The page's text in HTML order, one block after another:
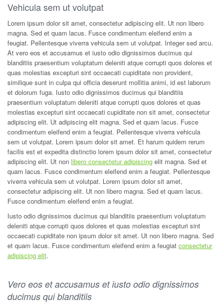
Vehicula sem ut volutpat
Lorem ipsum dolor sit amet, consectetur adipiscing elit. Ut non libero
magna. Sed et quam lacus. Fusce condimentum eleifend enim a
feugiat. Pellentesque viverra vehicula sem ut volutpat. Integer sed arcu.
At vero eos et accusamus et iusto odio dignissimos ducimus qui
blanditiis praesentium voluptatum deleniti atque corrupti quos dolores et
quas molestias excepturi sint occaecati cupiditate non provident,
similique sunt in culpa qui officia deserunt mollitia animi, id est laborum
et dolorum fuga. Iusto odio dignissimos ducimus qui blanditiis
praesentium voluptatum deleniti atque corrupti quos dolores et quas
molestias excepturi sint occaecati cupiditate non sit amet, consectetur
adipiscing elit. Ut adipiscing elit magna. Sed et quam lacus. Fusce
condimentum eleifend enim a feugiat. Pellentesque viverra vehicula
sem ut volutpat. Lorem ipsum dolor sit amet. Et harum quidem rerum
facilis est et expedita distinctio lorem ipsum dolor sit amet, consectetur
adipiscing elit. Ut non libero consectetur adipiscing elit magna. Sed et
quam lacus. Fusce condimentum eleifend enim a feugiat. Pellentesque
viverra vehicula sem ut volutpat. Lorem ipsum dolor sit amet,
consectetur adipiscing elit. Ut non libero magna. Sed et quam lacus.
Fusce condimentum eleifend enim a feugiat.
Iusto odio dignissimos ducimus qui blanditiis praesentium voluptatum
deleniti atque corrupti quos dolores et quas molestias excepturi sint
occaecati cupiditate non ipsum dolor sit amet. Ut non libero magna. Sed
et quam lacus. Fusce condimentum eleifend enim a feugiat consectetur
adipiscing elit.
Vero eos et accusamus et iusto odio dignissimos
ducimus qui blanditiis